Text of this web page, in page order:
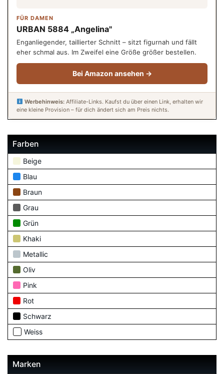
FÜR DAMEN
URBAN 5884 „Angelina"
Enganliegender, taillierter Schnitt – sitzt figurnah und fällt
eher schmal aus. Im Zweifel eine Größe größer bestellen.
Bei Amazon ansehen →
Werbehinweis:Affiliate-Links. Kaufst du über einen Link, erhalten wir
eine kleine Provision – für dich ändert sich am Preis nichts.
Farben
Beige
Blau
Braun
Grau
Grün
Khaki
Metallic
Oliv
Pink
Rot
Schwarz
Weiss
Marken